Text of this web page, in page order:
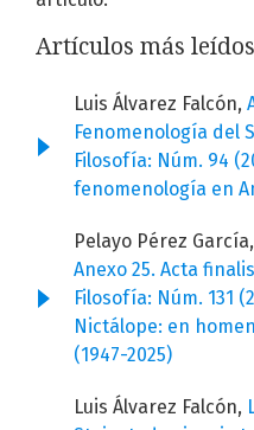
Artículos más
Luis Álvarez Falcón,
Fenomenología del
Filosofía: Núm. 94
fenomenología en
Pelayo Pérez
Anexo 25. Acta finalis
Filosofía: Núm. 131
Nictálope: en
(1947-2025)
Luis Álvarez Falcón,